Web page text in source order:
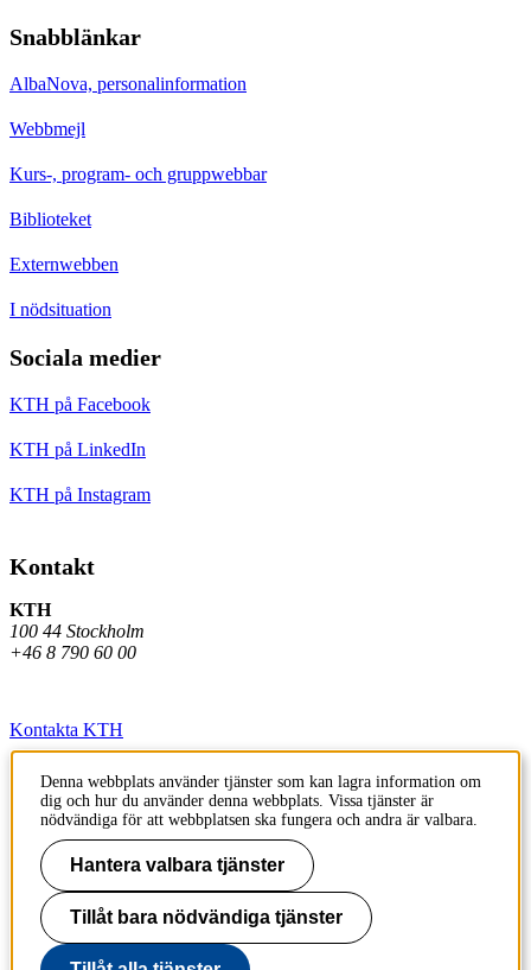
Snabblänkar
AlbaNova, personalinformation
Webbmejl
Kurs-, program- och gruppwebbar
Biblioteket
Externwebben
I nödsituation
Sociala medier
KTH på Facebook
KTH på LinkedIn
KTH på Instagram
Kontakt
KTH
100 44 Stockholm
+46 8 790 60 00
Kontakta KTH
Jobba på KTH
Press och media
Faktura och betalning KTH
Om KTH:s webbplatser
Tillgänglighetsredogörelse
Denna webbplats använder tjänster som kan lagra information om
dig och hur du använder denna webbplats. Vissa tjänster är
nödvändiga för att webbplatsen ska fungera och andra är valbara.
Hantera valbara tjänster
Tillåt bara nödvändiga tjänster